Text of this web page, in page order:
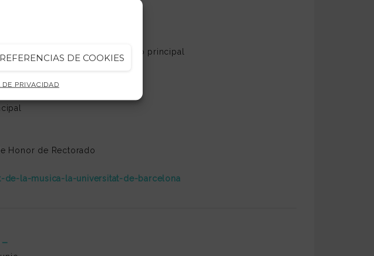
DE COOKIES
DE PRIVACIDAD
de los Ángeles), Vestíbulo principal
Rectorado
Honor de Rectorado
la-musica-la-universitat-de-barcelona
–